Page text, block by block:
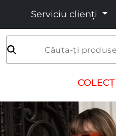
Serviciu clienți
Căuta-ți produse